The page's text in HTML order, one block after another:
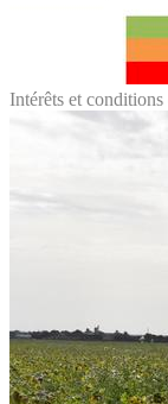
Intérêts et